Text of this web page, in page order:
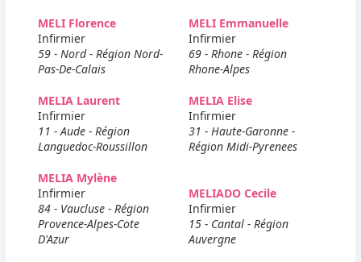
MELI Florence
Infirmier
59 - Nord - Région Nord-
Pas-De-Calais
MELI Emmanuelle
Infirmier
69 - Rhone - Région
Rhone-Alpes
MELIA Laurent
Infirmier
11 - Aude - Région
Languedoc-Roussillon
MELIA Elise
Infirmier
31 - Haute-Garonne -
Région Midi-Pyrenees
MELIA Mylène
Infirmier
84 - Vaucluse - Région
Provence-Alpes-Cote
D'Azur
MELIADO Cecile
Infirmier
15 - Cantal - Région
Auvergne